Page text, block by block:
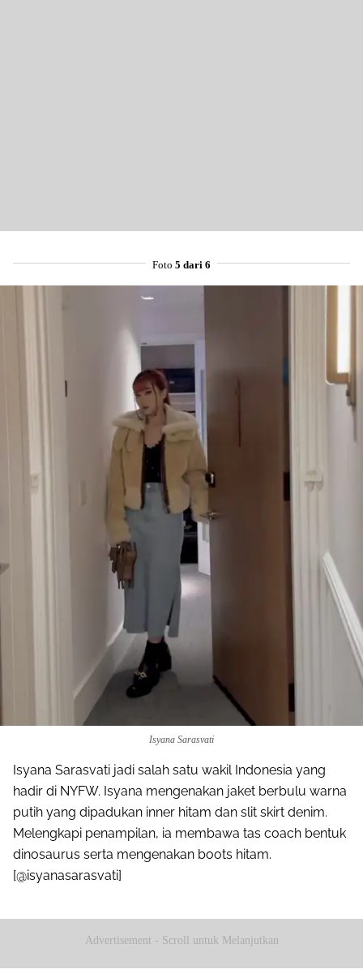
Foto 5 dari 6
Isyana Sarasvati
Isyana Sarasvati jadi salah satu wakil Indonesia yang
hadir di NYFW. Isyana mengenakan jaket berbulu warna
putih yang dipadukan inner hitam dan slit skirt denim.
Melengkapi penampilan, ia membawa tas coach bentuk
dinosaurus serta mengenakan boots hitam.
[@isyanasarasvati]
Advertisement - Scroll untuk Melanjutkan